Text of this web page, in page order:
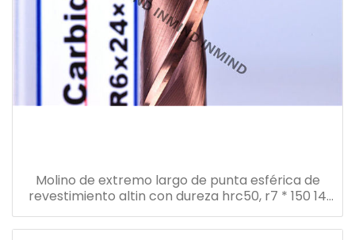
Molino de extremo largo de punta esférica de
revestimiento altin con dureza hrc50, r7 * 150 14
mm aol 150 mm